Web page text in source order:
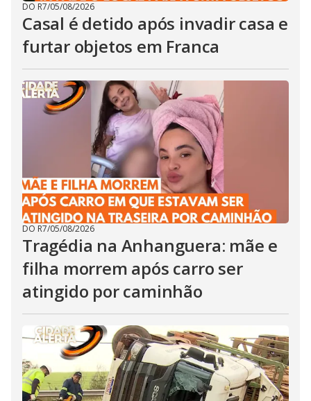
DO R7/05/08/2026
Casal é detido após invadir casa e
furtar objetos em Franca
DO R7/05/08/2026
Tragédia na Anhanguera: mãe e
filha morrem após carro ser
atingido por caminhão